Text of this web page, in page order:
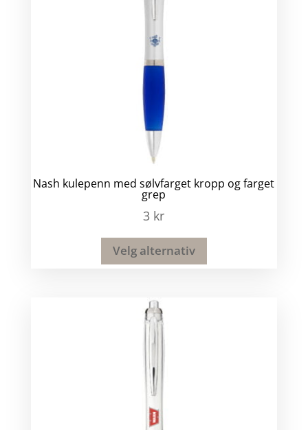
Nash kulepenn med sølvfarget kropp og farget
grep
3 kr
Velg alternativ